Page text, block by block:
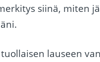
siinä, miten
lauseen